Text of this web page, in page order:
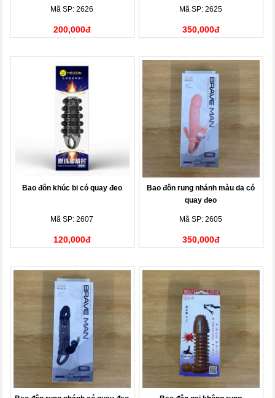
Mã SP: 2626
200,000đ
Mã SP: 2625
350,000đ
Bao đôn khúc bi có quay đeo
Mã SP: 2607
120,000đ
Bao đôn rung nhánh màu da có
quay đeo
Mã SP: 2605
350,000đ